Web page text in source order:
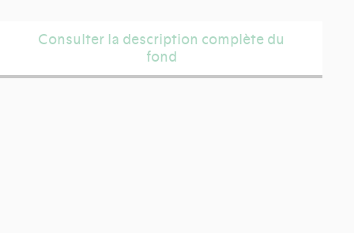
Consulter la description complète du
fond